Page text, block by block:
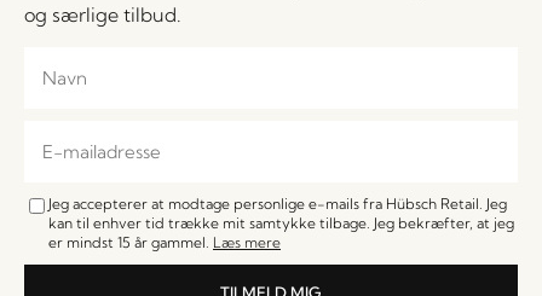
og særlige tilbud.
Jeg accepterer at modtage personlige e-mails fra Hübsch Retail. Jeg
kan til enhver tid trække mit samtykke tilbage. Jeg bekræfter, at jeg
er mindst 15 år gammel. Læs mere
TILMELD MIG